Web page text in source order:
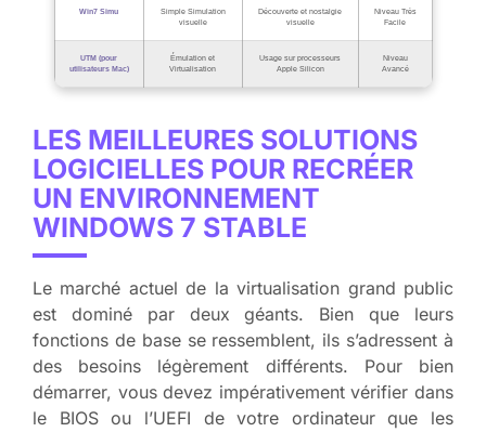
Win7 Simu
Simple Simulation
visuelle
Découverte et nostalgie
visuelle
Niveau Très
Facile
UTM (pour
utilisateurs Mac)
Émulation et
Virtualisation
Usage sur processeurs
Apple Silicon
Niveau
Avancé
LES MEILLEURES SOLUTIONS
LOGICIELLES POUR RECRÉER
UN ENVIRONNEMENT
WINDOWS 7 STABLE
Le marché actuel de la virtualisation grand public
est dominé par deux géants. Bien que leurs
fonctions de base se ressemblent, ils s’adressent à
des besoins légèrement différents. Pour bien
démarrer, vous devez impérativement vérifier dans
le BIOS ou l’UEFI de votre ordinateur que les